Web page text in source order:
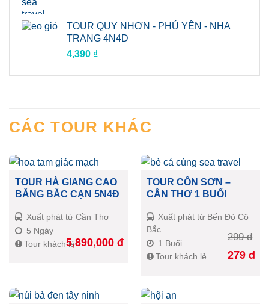
4,290 ₫.là:
TOUR QUY NHƠN - PHÚ YÊN - NHA
TRANG 4N4D
4,390 ₫
CÁC TOUR KHÁC
TOUR HÀ GIANG CAO
BẰNG BẮC CẠN 5N4Đ
Xuất phát từ Cần Thơ
5 Ngày
Tour khách lẻ5,890,000đ
TOUR CỒN SƠN –
CẦN THƠ 1 BUỔI
Xuất phát từ Bến Đò Cô
Bắc
1 Buổi
Tour khách lẻ
299đ
279đ